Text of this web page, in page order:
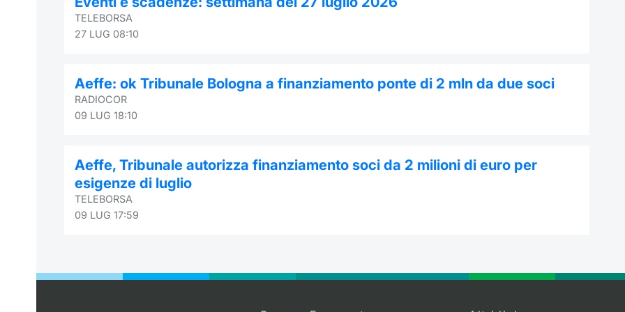
TELEBORSA
27 LUG 08:10
Aeffe: ok Tribunale Bologna a finanziamento ponte di 2 mln da due soci
RADIOCOR
09 LUG 18:10
Aeffe, Tribunale autorizza finanziamento soci da 2 milioni di euro per
esigenze di luglio
TELEBORSA
09 LUG 17:59